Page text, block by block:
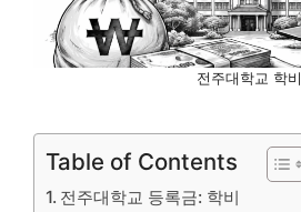
전주대학교 학비
Table of Contents
전주대학교 등록금: 학비